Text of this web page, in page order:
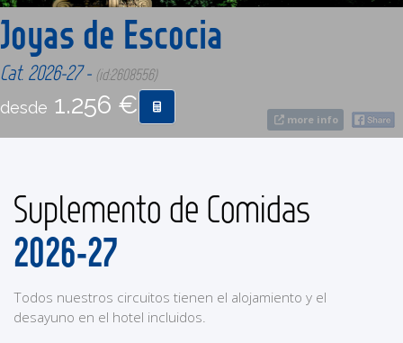
COMPRAR
more info
Joyas de Escocia
Cat. 2026-27 - (id:2608556)
desde 1.256 €
Suplemento de Comidas
2026-27
Todos nuestros circuitos tienen el alojamiento y el
desayuno en el hotel incluidos.